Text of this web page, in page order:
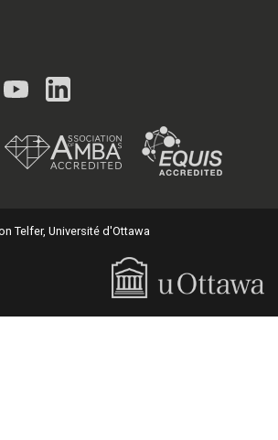
Twitter
YouTubeLinkedIn
Telfer, Université d'Ottawa